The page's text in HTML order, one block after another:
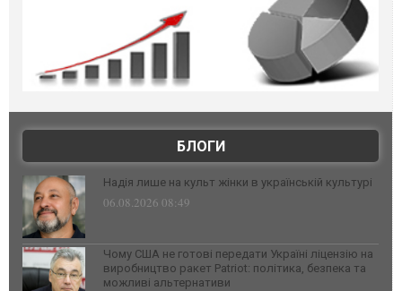
БЛОГИ
Надія лише на культ жінки в українській культурі
06.08.2026 08:49
Чому США не готові передати Україні ліцензію на
виробництво ракет Patriot: політика, безпека та
можливі альтернативи